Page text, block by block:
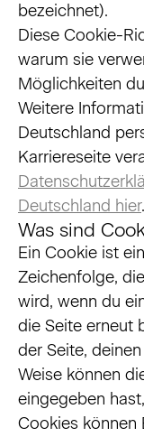
bezeichnet).
Diese Cookie-
warum sie
Möglichkeiten
Weitere
Deutschland
Karriereseite
Deutschland hier.
Was sind
Ein Cookie ist
Zeichenfolge,
wird, wenn du
die Seite erneut
der Seite,
Weise können
eingegeben
Cookies können